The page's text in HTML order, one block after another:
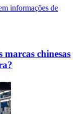
informações de
chinesas